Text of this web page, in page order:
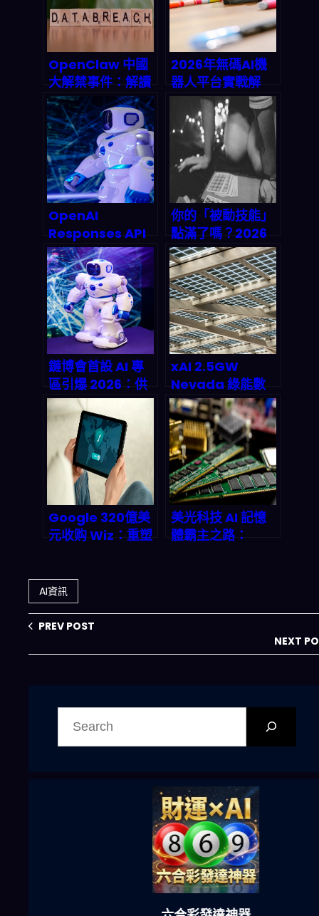
OpenClaw 中國
大解禁事件：解讀
AI 代理工具的監管
轉折點與 2026 產
業鏈重組
2026年無碼AI機
器人平台實戰解
析：拖放式機器人
平台的利潤有多
大？
OpenAI
Responses API
電腦環境實測：
2026年AI Agent
自動化工作流完整
部署指南
你的「被動技能」
點滿了嗎？2026
年運勢解碼｜揭開
天生天賦的 RPG
技能密碼
鏈博會首設 AI 專
區引爆 2026：供
應鏈將進入「預測
性自動化」新紀元
xAI 2.5GW
Nevada 綠能數
據中心：馬斯克的
能源
autonomous 遊
戲規則改變者
Google 320億美
元收购 Wiz：重塑
美光科技 AI 記憶
體霸主之路：
AI資訊
PREV POST
NEXT